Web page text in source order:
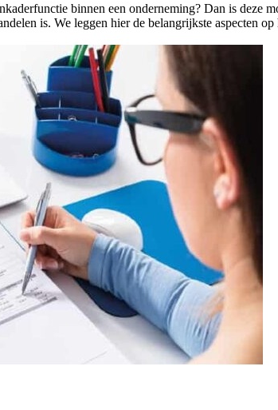
binnen een onderne­ming? Dan is deze
is. We leggen hier de belangrijkste aspecten